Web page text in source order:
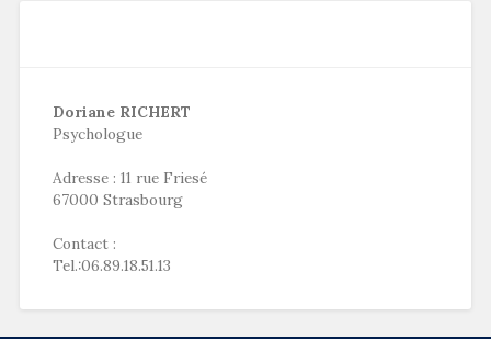
Doriane RICHERT
Psychologue
Adresse : 11 rue Friesé
67000 Strasbourg
Contact :
Tel.:06.89.18.51.13